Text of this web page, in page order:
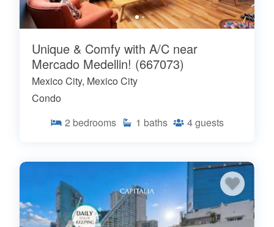
Unique & Comfy with A/C near
Mercado Medellin! (667073)
Mexico City, Mexico City
Condo
2 bedrooms 1 baths 4guests